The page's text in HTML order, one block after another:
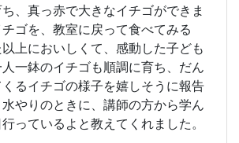
、真っ赤で大きなイチゴができま
ゴを、教室に戻って食べてみる
上においしくて、感動した子ども
一鉢のイチゴも順調に育ち、だん
るイチゴの様子を嬉しそうに報告
やりのときに、講師の方から学ん
っているよと教えてくれました。